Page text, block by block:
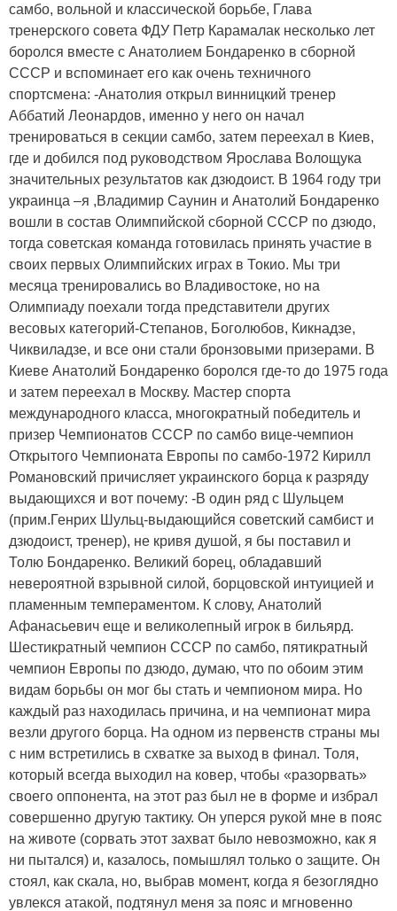
самбо, вольной и классической борьбе, Глава
тренерского совета ФДУ Петр Карамалак несколько лет
боролся вместе с Анатолием Бондаренко в сборной
СССР и вспоминает его как очень техничного
спортсмена: -Анатолия открыл винницкий тренер
Аббатий Леонардов, именно у него он начал
тренироваться в секции самбо, затем переехал в Киев,
где и добился под руководством Ярослава Волощука
значительных результатов как дзюдоист. В 1964 году три
украинца –я ,Владимир Саунин и Анатолий Бондаренко
вошли в состав Олимпийской сборной СССР по дзюдо,
тогда советская команда готовилась принять участие в
своих первых Олимпийских играх в Токио. Мы три
месяца тренировались во Владивостоке, но на
Олимпиаду поехали тогда представители других
весовых категорий-Степанов, Боголюбов, Кикнадзе,
Чиквиладзе, и все они стали бронзовыми призерами. В
Киеве Анатолий Бондаренко боролся где-то до 1975 года
и затем переехал в Москву. Мастер спорта
международного класса, многократный победитель и
призер Чемпионатов СССР по самбо вице-чемпион
Открытого Чемпионата Европы по самбо-1972 Кирилл
Романовский причисляет украинского борца к разряду
выдающихся и вот почему: -В один ряд с Шульцем
(прим.Генрих Шульц-выдающийся советский самбист и
дзюдоист, тренер), не кривя душой, я бы поставил и
Толю Бондаренко. Великий борец, обладавший
невероятной взрывной силой, борцовской интуицией и
пламенным темпераментом. К слову, Анатолий
Афанасьевич еще и великолепный игрок в бильярд.
Шестикратный чемпион СССР по самбо, пятикратный
чемпион Европы по дзюдо, думаю, что по обоим этим
видам борьбы он мог бы стать и чемпионом мира. Но
каждый раз находилась причина, и на чемпионат мира
везли другого борца. На одном из первенств страны мы
с ним встретились в схватке за выход в финал. Толя,
который всегда выходил на ковер, чтобы «разорвать»
своего оппонента, на этот раз был не в форме и избрал
совершенно другую тактику. Он уперся рукой мне в пояс
на животе (сорвать этот захват было невозможно, как я
ни пытался) и, казалось, помышлял только о защите. Он
стоял, как скала, но, выбрав момент, когда я безоглядно
увлекся атакой, подтянул меня за пояс и мгновенно